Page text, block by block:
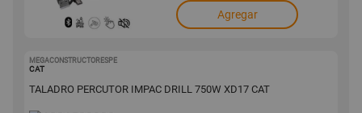
Agregar
MEGACONSTRUCTORESPE
CAT
TALADRO PERCUTOR IMPAC DRILL 750W XD17 CAT